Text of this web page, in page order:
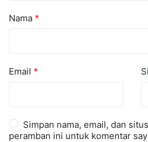
Nama *
Email *
Simpan nama, email, dan
peramban ini untuk komentar